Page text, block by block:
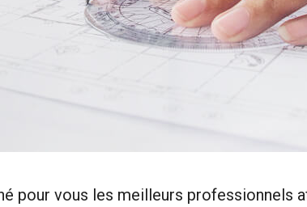
pour vous les meilleurs professionnels